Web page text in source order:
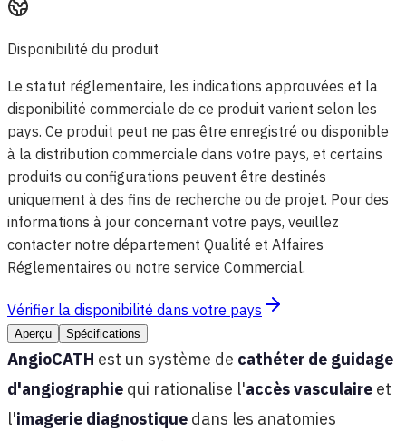
Disponibilité du produit
Le statut réglementaire, les indications approuvées et la
disponibilité commerciale de ce produit varient selon les
pays. Ce produit peut ne pas être enregistré ou disponible
à la distribution commerciale dans votre pays, et certains
produits ou configurations peuvent être destinés
uniquement à des fins de recherche ou de projet. Pour des
informations à jour concernant votre pays, veuillez
contacter notre département Qualité et Affaires
Réglementaires ou notre service Commercial.
Vérifier la disponibilité dans votre pays
Aperçu Spécifications
AngioCATH est un système de cathéter de guidage
d'angiographie qui rationalise l'accès vasculaire et
l'imagerie diagnostique dans les anatomies